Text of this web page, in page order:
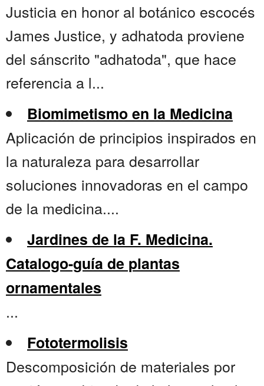
Justicia en honor al botánico escocés
James Justice, y adhatoda proviene
del sánscrito "adhatoda", que hace
referencia a l...
Biomimetismo en la Medicina
Aplicación de principios inspirados en
la naturaleza para desarrollar
soluciones innovadoras en el campo
de la medicina....
Jardines de la F. Medicina.
Catalogo-guía de plantas
ornamentales
...
Fototermolisis
Descomposición de materiales por